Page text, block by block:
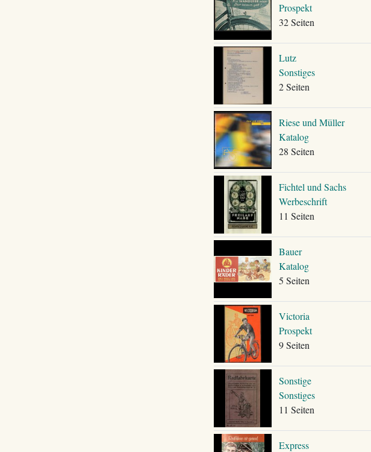
Prospekt
32 Seiten
Lutz
Sonstiges
2 Seiten
Riese und Müller
Katalog
28 Seiten
Fichtel und Sachs
Werbeschrift
11 Seiten
Bauer
Katalog
5 Seiten
Victoria
Prospekt
9 Seiten
Sonstige
Sonstiges
11 Seiten
Express